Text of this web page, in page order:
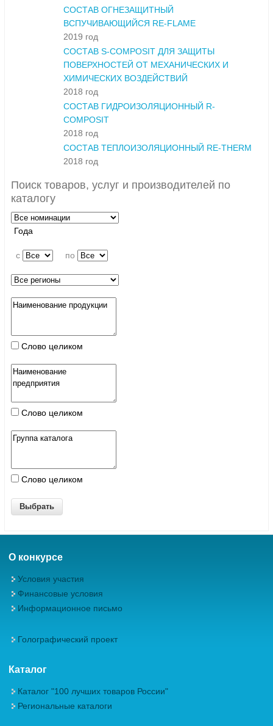
СОСТАВ ОГНЕЗАЩИТНЫЙ
ВСПУЧИВАЮЩИЙСЯ RE-FLAME
2019 год
СОСТАВ S-COMPOSIT ДЛЯ ЗАЩИТЫ
ПОВЕРХНОСТЕЙ ОТ МЕХАНИЧЕСКИХ И
ХИМИЧЕСКИХ ВОЗДЕЙСТВИЙ
2018 год
СОСТАВ ГИДРОИЗОЛЯЦИОННЫЙ R-
COMPOSIT
2018 год
СОСТАВ ТЕПЛОИЗОЛЯЦИОННЫЙ RE-THERM
2018 год
Поиск товаров, услуг и производителей по
каталогу
Года
c по
Слово целиком
Слово целиком
Слово целиком
О конкурсе
Условия участия
Финансовые условия
Информационное письмо
Голографический проект
Каталог
Каталог "100 лучших товаров России"
Региональные каталоги